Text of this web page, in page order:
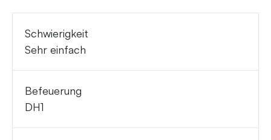
Schwierigkeit
Sehr einfach
Befeuerung
DH1